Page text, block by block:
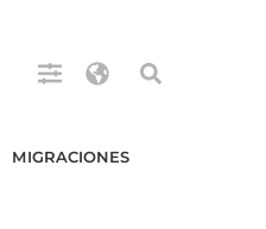
MIGRACIONES